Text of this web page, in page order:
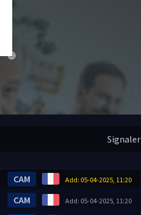
close
Signaler
Add: 05-04-2025, 11:20
CAM
Add: 05-04-2025, 11:20
CAM